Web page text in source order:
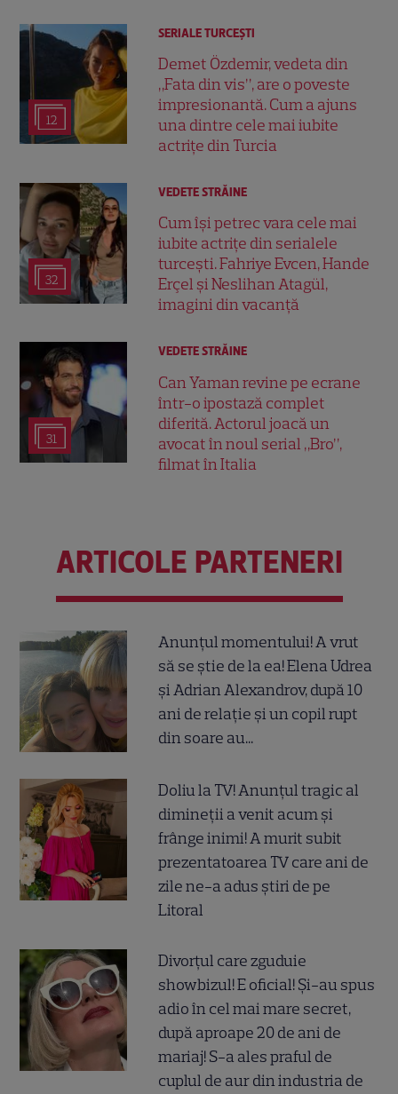
12
SERIALE TURCEŞTI
Demet Özdemir, vedeta din
„Fata din vis”, are o poveste
impresionantă. Cum a ajuns
una dintre cele mai iubite
actrițe din Turcia
32
VEDETE STRĂINE
Cum își petrec vara cele mai
iubite actrițe din serialele
turcești. Fahriye Evcen, Hande
Erçel și Neslihan Atagül,
imagini din vacanță
31
VEDETE STRĂINE
Can Yaman revine pe ecrane
într-o ipostază complet
diferită. Actorul joacă un
avocat în noul serial „Bro”,
filmat în Italia
ARTICOLE PARTENERI
Anunțul momentului! A vrut
să se știe de la ea! Elena Udrea
și Adrian Alexandrov, după 10
ani de relație și un copil rupt
din soare au...
Doliu la TV! Anunțul tragic al
dimineții a venit acum și
frânge inimi! A murit subit
prezentatoarea TV care ani de
zile ne-a adus știri de pe
Litoral
Divorțul care zguduie
showbizul! E oficial! Și-au spus
adio în cel mai mare secret,
după aproape 20 de ani de
mariaj! S-a ales praful de
cuplul de aur din industria de